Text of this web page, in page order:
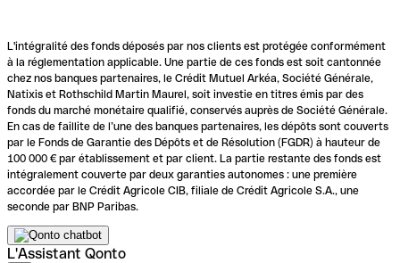
L'intégralité des fonds déposés par nos clients est protégée conformément
à la réglementation applicable. Une partie de ces fonds est soit cantonnée
chez nos banques partenaires, le Crédit Mutuel Arkéa, Société Générale,
Natixis et Rothschild Martin Maurel, soit investie en titres émis par des
fonds du marché monétaire qualifié, conservés auprès de Société Générale.
En cas de faillite de l’une des banques partenaires, les dépôts sont couverts
par le Fonds de Garantie des Dépôts et de Résolution (FGDR) à hauteur de
100 000 € par établissement et par client. La partie restante des fonds est
intégralement couverte par deux garanties autonomes : une première
accordée par le Crédit Agricole CIB, filiale de Crédit Agricole S.A., une
seconde par BNP Paribas.
L'Assistant Qonto